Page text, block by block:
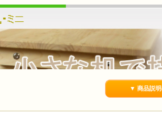
▼ 商品説